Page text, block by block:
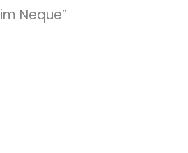
Neque”